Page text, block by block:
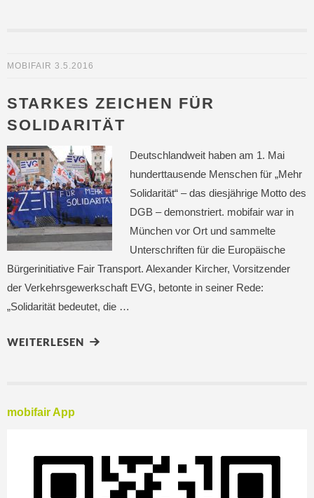
MOBIFAIR 3.5.2016
STARKES ZEICHEN FÜR
SOLIDARITÄT
Deutschlandweit haben am 1. Mai
hunderttausende Menschen für „Mehr
Solidarität“ – das diesjährige Motto des
DGB – demonstriert. mobifair war in
München vor Ort und sammelte
Unterschriften für die Europäische
Bürgerinitiative Fair Transport. Alexander Kircher, Vorsitzender
der Verkehrsgewerkschaft EVG, betonte in seiner Rede:
„Solidarität bedeutet, die …
WEITERLESEN
mobifair App